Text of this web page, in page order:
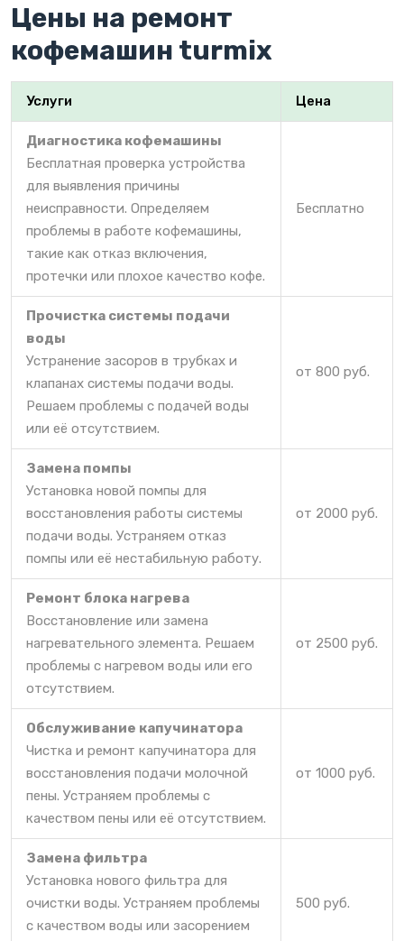
Цены на ремонт
кофемашин turmix
Услуги Цена
Диагностика кофемашины
Бесплатная проверка устройства
для выявления причины
неисправности. Определяем
проблемы в работе кофемашины,
такие как отказ включения,
протечки или плохое качество кофе.
Бесплатно
Прочистка системы подачи
воды
Устранение засоров в трубках и
клапанах системы подачи воды.
Решаем проблемы с подачей воды
или её отсутствием.
от 800 руб.
Замена помпы
Установка новой помпы для
восстановления работы системы
подачи воды. Устраняем отказ
помпы или её нестабильную работу.
от 2000 руб.
Ремонт блока нагрева
Восстановление или замена
нагревательного элемента. Решаем
проблемы с нагревом воды или его
отсутствием.
от 2500 руб.
Обслуживание капучинатора
Чистка и ремонт капучинатора для
восстановления подачи молочной
пены. Устраняем проблемы с
качеством пены или её отсутствием.
от 1000 руб.
Замена фильтра
Установка нового фильтра для
очистки воды. Устраняем проблемы
с качеством воды или засорением
500 руб.